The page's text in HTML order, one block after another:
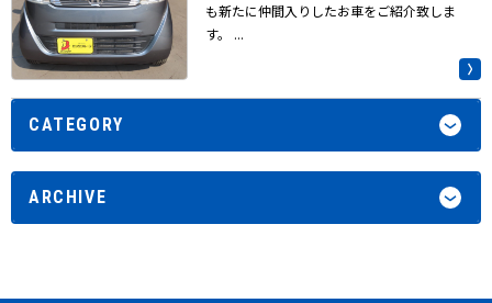
も新たに仲間入りしたお車をご紹介致しま
す。 ...
CATEGORY
ARCHIVE